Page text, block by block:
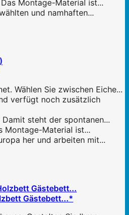
Montage-Material ist...
und namhaften...
Wählen Sie zwischen Eiche...
verfügt noch zusätzlich
steht der spontanen...
Montage-Material ist...
her und arbeiten mit...
Gästebett...*